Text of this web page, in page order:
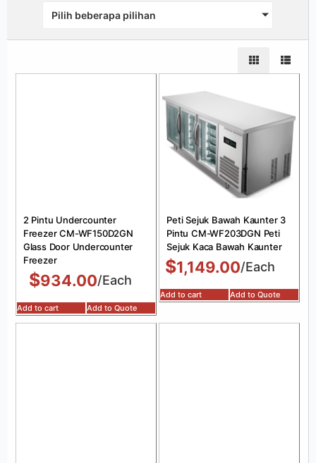
Pilih beberapa pilihan
2 Pintu Undercounter
Freezer CM-WF150D2GN
Glass Door Undercounter
Freezer
$934.00/Each
Add to cart Add to Quote
Peti Sejuk Bawah Kaunter 3
Pintu CM-WF203DGN Peti
Sejuk Kaca Bawah Kaunter
$1,149.00/Each
Add to cart Add to Quote